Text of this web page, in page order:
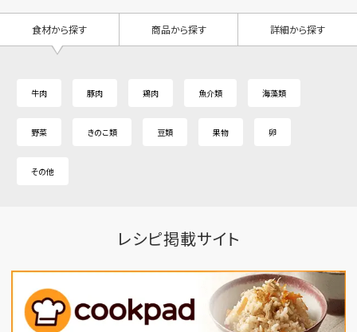
食材から探す 商品から探す 詳細から探す
牛肉 豚肉 鶏肉 魚介類 海藻類
野菜 きのこ類 豆類 果物 卵
その他
レシピ掲載サイト